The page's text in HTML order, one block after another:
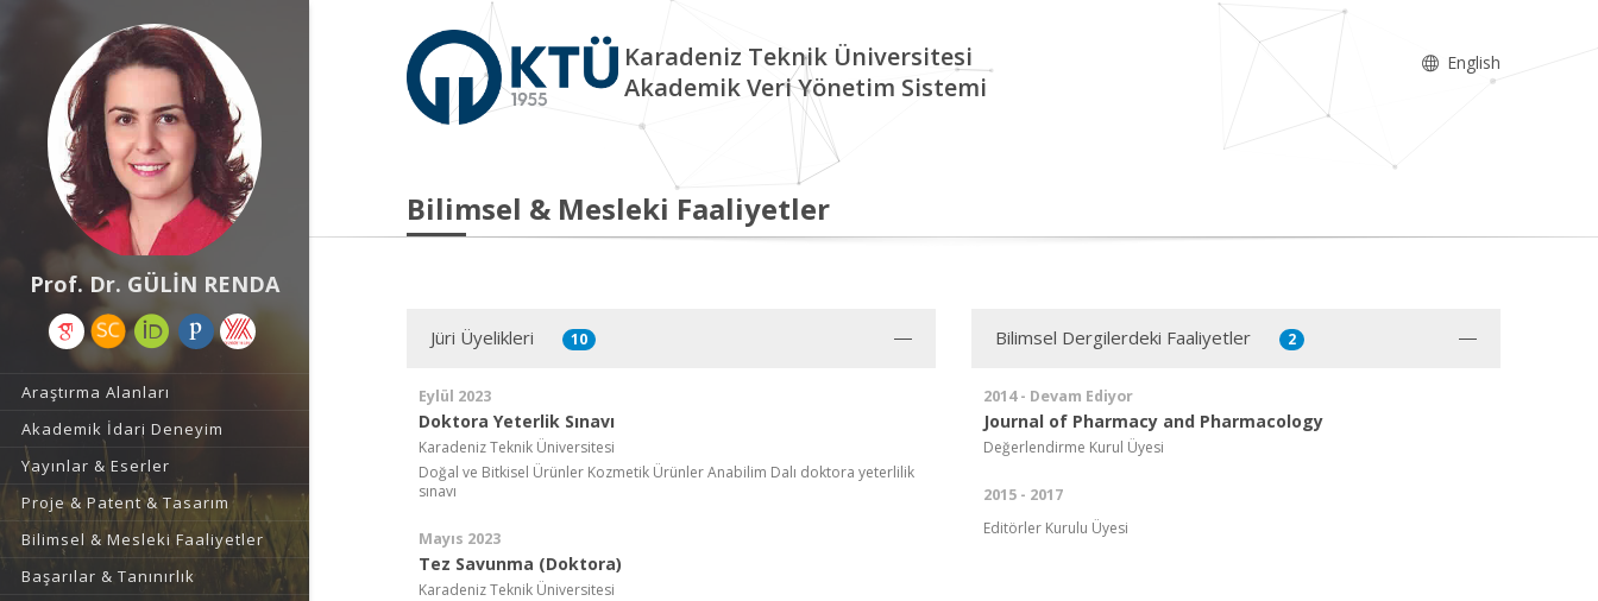
Prof. Dr. GÜLİN RENDA
Araştırma Alanları
Akademik İdari Deneyim
Yayınlar & Eserler
Proje & Patent & Tasarım
Bilimsel & Mesleki Faaliyetler
Başarılar & Tanınırlık
Karadeniz Teknik Üniversitesi
Akademik Veri Yönetim Sistemi
English
Bilimsel & Mesleki Faaliyetler
Jüri Üyelikleri 10
Eylül 2023
Doktora Yeterlik Sınavı
Karadeniz Teknik Üniversitesi
Doğal ve Bitkisel Ürünler Kozmetik Ürünler Anabilim Dalı doktora yeterlilik
sınavı
Mayıs 2023
Tez Savunma (Doktora)
Karadeniz Teknik Üniversitesi
Bilimsel Dergilerdeki Faaliyetler 2
2014 - Devam Ediyor
Journal of Pharmacy and Pharmacology
Değerlendirme Kurul Üyesi
2015 - 2017
Editörler Kurulu Üyesi